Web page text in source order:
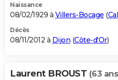
Naissance
08/02/1929 à Villers-Bocage (
Décès
08/11/2012 à Dijon (Côte-d'Or)
Laurent BROUST (63